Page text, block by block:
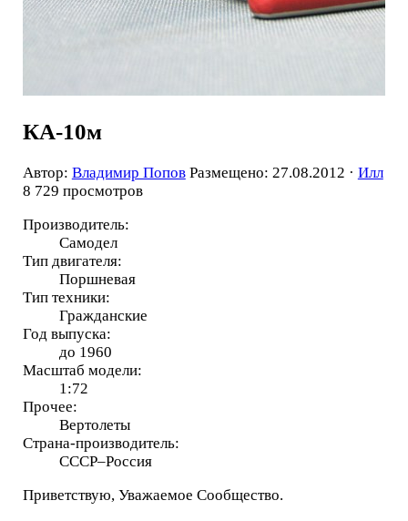
КА-10м
Автор: Владимир Попов Размещено: 27.08.2012 · Илл
8 729 просмотров
Производитель:
Самодел
Тип двигателя:
Поршневая
Тип техники:
Гражданские
Год выпуска:
до 1960
Масштаб модели:
1:72
Прочее:
Вертолеты
Страна-производитель:
СССР–Россия
Приветствую, Уважаемое Сообщество.